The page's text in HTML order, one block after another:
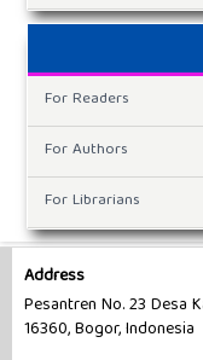
For Readers
For Authors
For Librarians
Address
Pesantren No. 23 Desa
16360, Bogor, Indonesia